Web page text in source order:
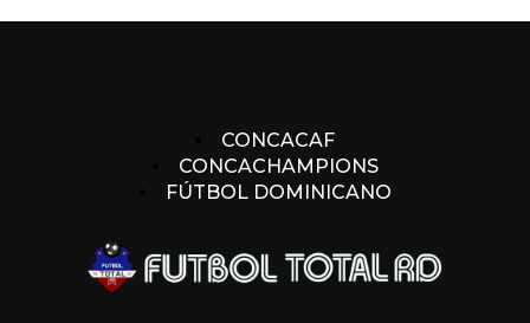
CONCACAF
CONCACHAMPIONS
FÚTBOL DOMINICANO